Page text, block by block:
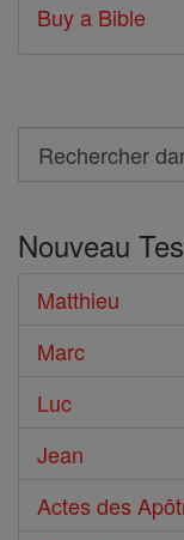
Buy a Bible
Search
Rechercher
le
Bible
Nouveau
Matthieu
Marc
Luc
Jean
Actes des